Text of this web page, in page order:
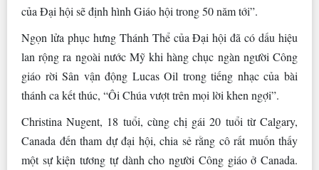
của Đại hội sẽ định hình Giáo hội trong 50 năm tới”.
Ngọn lửa phục hưng Thánh Thể của Đại hội đã có dấu hiệu
lan rộng ra ngoài nước Mỹ khi hàng chục ngàn người Công
giáo rời Sân vận động Lucas Oil trong tiếng nhạc của bài
thánh ca kết thúc, “Ôi Chúa vượt trên mọi lời khen ngợi”.
Christina Nugent, 18 tuổi, cùng chị gái 20 tuổi từ Calgary,
Canada đến tham dự đại hội, chia sẻ rằng cô rất muốn thấy
một sự kiện tương tự dành cho người Công giáo ở Canada.